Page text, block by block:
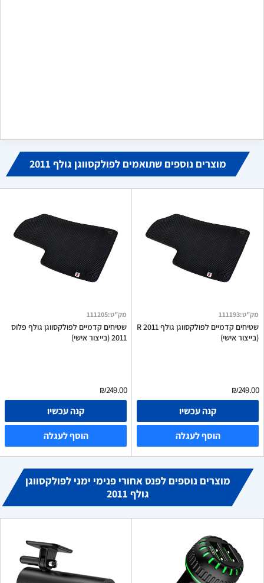
מוצרים נוספים שתואמים לפולקסווגן גולף 2011
מק"ט:
111205
שטיחים קדמיים לפולקסווגן גולף פלוס
2011 (בייצור אישי)
₪249.00
קנה עכשיו
הוסף לעגלה
מק"ט:
111193
שטיחים קדמיים לפולקסווגן גולף R 2011
(בייצור אישי)
₪249.00
קנה עכשיו
הוסף לעגלה
מוצרים נוספים לפנס אחורי פנימי ימני לפולקסווגן
גולף 2011